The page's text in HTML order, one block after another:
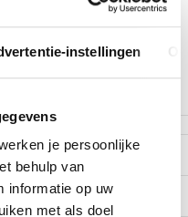
instellingen
je persoonlijke
behulp van
informatie op uw
met als doel